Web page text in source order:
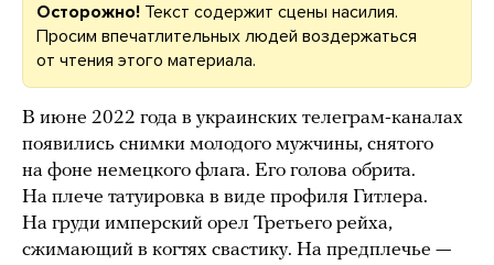
Осторожно! Текст содержит сцены насилия.
Просим впечатлительных людей воздержаться
от чтения этого материала.
В июне 2022 года в украинских телеграм-каналах
появились снимки молодого мужчины, снятого
на фоне немецкого флага. Его голова обрита.
На плече татуировка в виде профиля Гитлера.
На груди имперский орел Третьего рейха,
сжимающий в когтях свастику. На предплечье —